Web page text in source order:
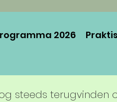
2026
steeds terugvinden